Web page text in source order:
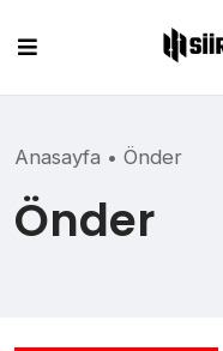
content
Anasayfa • Önder
Önder